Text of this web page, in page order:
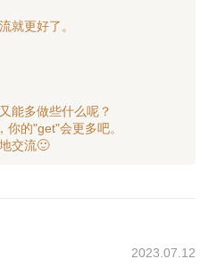
就更好了。
能多做些什么呢？
的"get"会更多吧。
2023.07.12